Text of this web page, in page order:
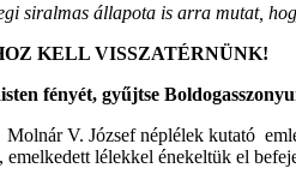
siralmas állapota is arra mutat,
KELL VISSZATÉRNÜNK!
fényét, gyűjtse
V. József néplélek kutató
lélekkel énekeltük el